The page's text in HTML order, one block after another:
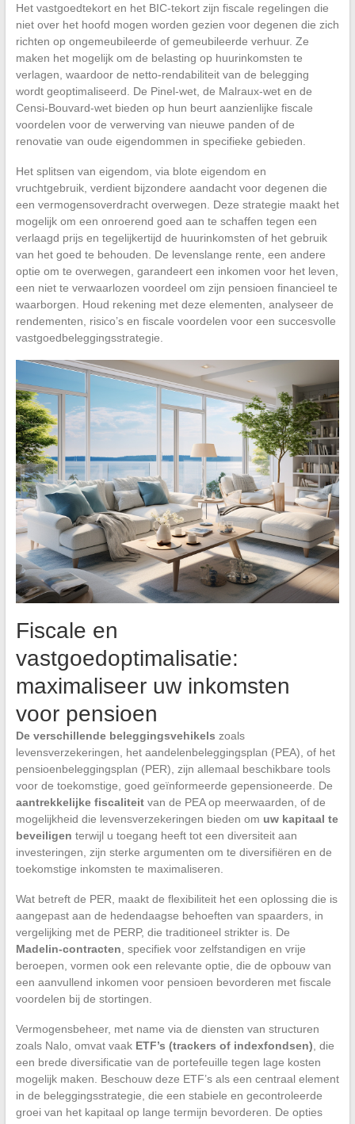
Het vastgoedtekort en het BIC-tekort zijn fiscale regelingen die
niet over het hoofd mogen worden gezien voor degenen die zich
richten op ongemeubileerde of gemeubileerde verhuur. Ze
maken het mogelijk om de belasting op huurinkomsten te
verlagen, waardoor de netto-rendabiliteit van de belegging
wordt geoptimaliseerd. De Pinel-wet, de Malraux-wet en de
Censi-Bouvard-wet bieden op hun beurt aanzienlijke fiscale
voordelen voor de verwerving van nieuwe panden of de
renovatie van oude eigendommen in specifieke gebieden.
Het splitsen van eigendom, via blote eigendom en
vruchtgebruik, verdient bijzondere aandacht voor degenen die
een vermogensoverdracht overwegen. Deze strategie maakt het
mogelijk om een onroerend goed aan te schaffen tegen een
verlaagd prijs en tegelijkertijd de huurinkomsten of het gebruik
van het goed te behouden. De levenslange rente, een andere
optie om te overwegen, garandeert een inkomen voor het leven,
een niet te verwaarlozen voordeel om zijn pensioen financieel te
waarborgen. Houd rekening met deze elementen, analyseer de
rendementen, risico’s en fiscale voordelen voor een succesvolle
vastgoedbeleggingsstrategie.
Fiscale en
vastgoedoptimalisatie:
maximaliseer uw inkomsten
voor pensioen
De verschillende beleggingsvehikels zoals
levensverzekeringen, het aandelenbeleggingsplan (PEA), of het
pensioenbeleggingsplan (PER), zijn allemaal beschikbare tools
voor de toekomstige, goed geïnformeerde gepensioneerde. De
aantrekkelijke fiscaliteitvan de PEA op meerwaarden, of de
mogelijkheid die levensverzekeringen bieden om uw kapitaal te
beveiligen terwijl u toegang heeft tot een diversiteit aan
investeringen, zijn sterke argumenten om te diversifiëren en de
toekomstige inkomsten te maximaliseren.
Wat betreft de PER, maakt de flexibiliteit het een oplossing die is
aangepast aan de hedendaagse behoeften van spaarders, in
vergelijking met de PERP, die traditioneel strikter is. De
Madelin-contracten, specifiek voor zelfstandigen en vrije
beroepen, vormen ook een relevante optie, die de opbouw van
een aanvullend inkomen voor pensioen bevorderen met fiscale
voordelen bij de stortingen.
Vermogensbeheer, met name via de diensten van structuren
zoals Nalo, omvat vaak ETF’s (trackers of indexfondsen), die
een brede diversificatie van de portefeuille tegen lage kosten
mogelijk maken. Beschouw deze ETF’s als een centraal element
in de beleggingsstrategie, die een stabiele en gecontroleerde
groei van het kapitaal op lange termijn bevorderen. De opties